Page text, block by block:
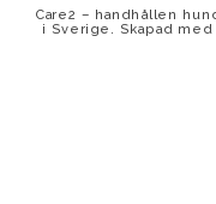
Care2 – handhållen
i Sverige. Skapad